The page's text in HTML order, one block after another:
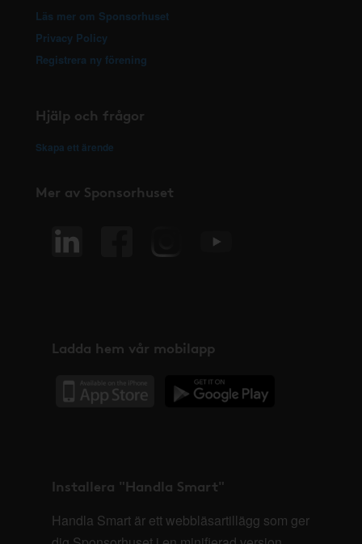
Läs mer om Sponsorhuset
Privacy Policy
Registrera ny förening
Hjälp och frågor
Skapa ett ärende
Mer av Sponsorhuset
Ladda hem vår mobilapp
Installera "Handla Smart"
Handla Smart är ett webbläsartillägg som ger